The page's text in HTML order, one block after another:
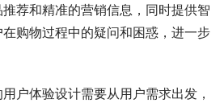
荐和精准的营销信息，同时提供智
购物过程中的疑问和困惑，进一步
户体验设计需要从用户需求出发，